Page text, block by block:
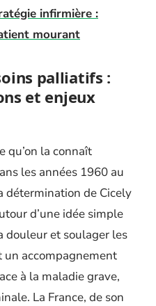
infirmière :
mourant
palliatifs :
et enjeux
qu’on la connaît
les années 1960 au
détermination de Cicely
d’une idée simple
douleur et soulager les
accompagnement
à la maladie grave,
La France, de son